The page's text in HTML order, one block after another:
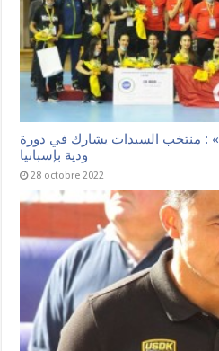
استعدادا لكان « داكار 2022 » : منتخب السيدات يشارك في دورة
ودية بإسبانيا
28 octobre 2022